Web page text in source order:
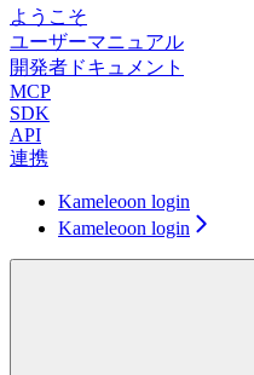
ようこそ
ユーザーマニュアル
開発者ドキュメント
MCP
SDK
API
連携
Kameleoon login
Kameleoon login